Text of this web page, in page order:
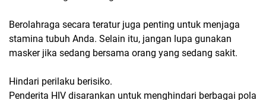
Berolahraga secara teratur juga penting untuk menjaga
stamina tubuh Anda. Selain itu, jangan lupa gunakan
masker jika sedang bersama orang yang sedang sakit.
Hindari perilaku berisiko.
Penderita HIV disarankan untuk menghindari berbagai pola